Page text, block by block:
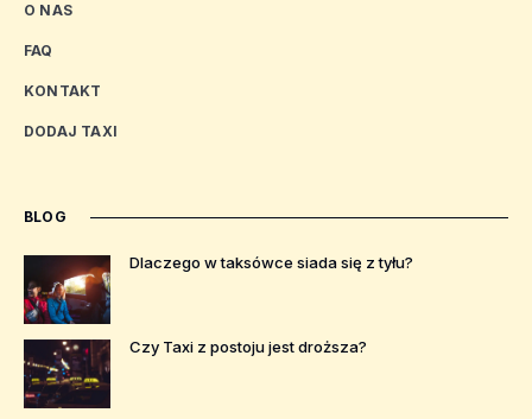
O NAS
FAQ
KONTAKT
DODAJ TAXI
BLOG
Dlaczego w taksówce siada się z tyłu?
Czy Taxi z postoju jest droższa?